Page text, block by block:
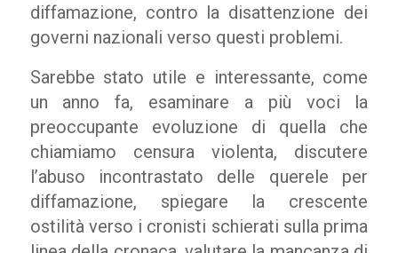
diffamazione, contro la disattenzione dei
governi nazionali verso questi problemi.
Sarebbe stato utile e interessante, come
un anno fa, esaminare a più voci la
preoccupante evoluzione di quella che
chiamiamo censura violenta, discutere
l’abuso incontrastato delle querele per
diffamazione, spiegare la crescente
ostilità verso i cronisti schierati sulla prima